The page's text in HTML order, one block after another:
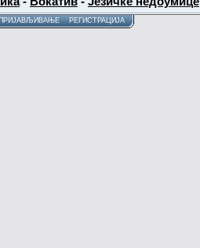
ПРИЈАВЉИВАЊЕ РЕГИСТРАЦИЈА